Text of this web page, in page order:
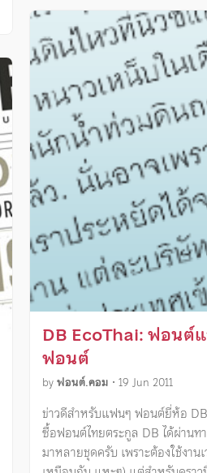
DB EcoThai: ฟอนต์
ฟอนต์
byฟอนต์.คอม • 19 Jun 2011
ข่าวดีสำหรับแฟนๆ ฟอนต์ยี่ห้อ
ซื้อฟอนต์ไทยตระกูล DB ได้ผ่านท
มาหลายชุดครับ เพราะต้องใช้งาน